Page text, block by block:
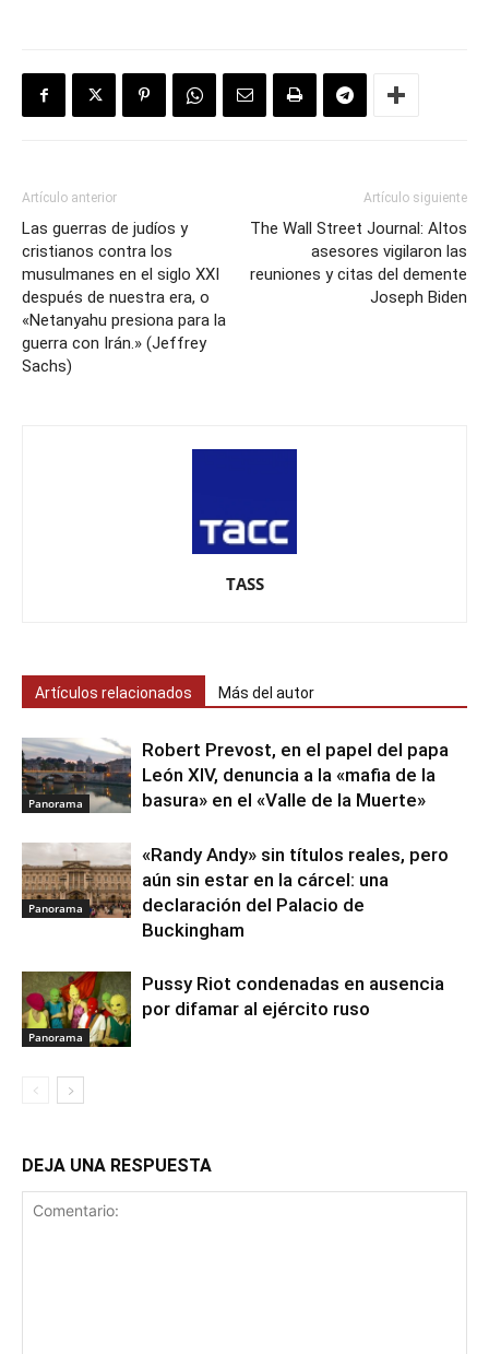
Artículo anterior
Las guerras de judíos y
cristianos contra los
musulmanes en el siglo XXI
después de nuestra era, o
«Netanyahu presiona para la
guerra con Irán.» (Jeffrey
Sachs)
Artículo siguiente
The Wall Street Journal: Altos
asesores vigilaron las
reuniones y citas del demente
Joseph Biden
TASS
Artículos relacionados Más del autor
Panorama
Robert Prevost, en el papel del papa
León XIV, denuncia a la «mafia de la
basura» en el «Valle de la Muerte»
Panorama
«Randy Andy» sin títulos reales, pero
aún sin estar en la cárcel: una
declaración del Palacio de
Buckingham
Panorama
Pussy Riot condenadas en ausencia
por difamar al ejército ruso
DEJA UNA RESPUESTA